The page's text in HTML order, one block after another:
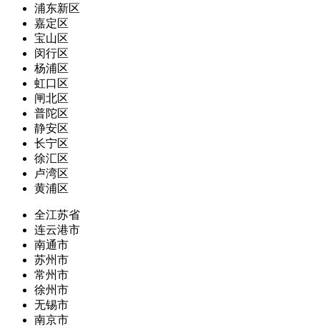
浦东新区
嘉定区
宝山区
闵行区
杨浦区
虹口区
闸北区
普陀区
静安区
长宁区
徐汇区
卢湾区
黄浦区
全江苏省
连云港市
南通市
苏州市
常州市
徐州市
无锡市
南京市